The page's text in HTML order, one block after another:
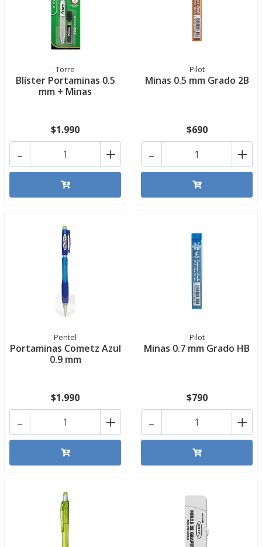
Torre
Blíster Portaminas 0.5
mm + Minas
$1.990
+
-
Pilot
Minas 0.5 mm Grado 2B
$690
+
-
Pentel
Portaminas Cometz Azul
0.9 mm
$1.990
+
-
Pilot
Minas 0.7 mm Grado HB
$790
+
-